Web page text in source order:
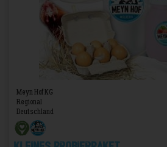
Meyn Hof KG
Regional
Deutschland